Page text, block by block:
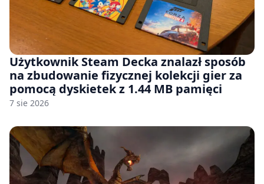
Użytkownik Steam Decka znalazł sposób
na zbudowanie fizycznej kolekcji gier za
pomocą dyskietek z 1.44 MB pamięci
7 sie 2026